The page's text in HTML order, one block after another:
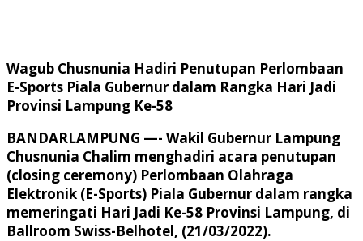
Wagub Chusnunia Hadiri Penutupan Perlombaan
E-Sports Piala Gubernur dalam Rangka Hari Jadi
Provinsi Lampung Ke-58
BANDARLAMPUNG —- Wakil Gubernur Lampung
Chusnunia Chalim menghadiri acara penutupan
(closing ceremony) Perlombaan Olahraga
Elektronik (E-Sports) Piala Gubernur dalam rangka
memeringati Hari Jadi Ke-58 Provinsi Lampung, di
Ballroom Swiss-Belhotel, (21/03/2022).